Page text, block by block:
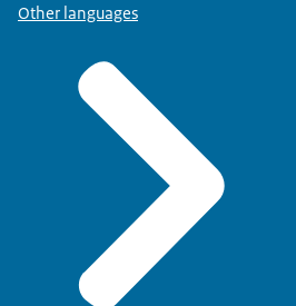
Other languages